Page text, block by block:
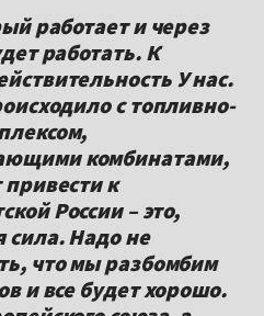
работает и через
работать. К
У нас.
с топливно-
комбинатами,
к
России – это,
сила. Надо не
что мы разбомбим
и все будет хорошо.